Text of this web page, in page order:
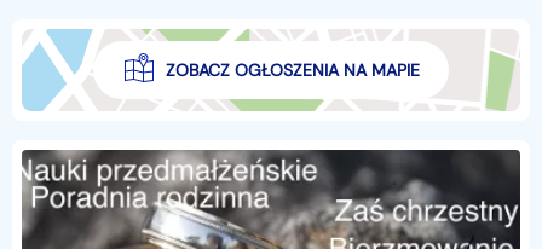
ZOBACZ OGŁOSZENIA NA MAPIE